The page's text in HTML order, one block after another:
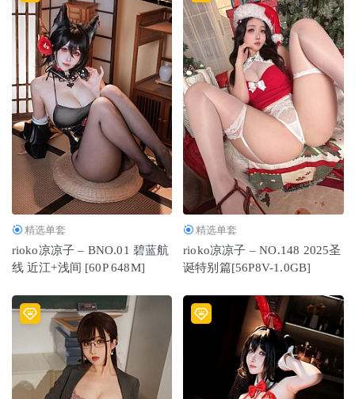
精选单套
rioko凉凉子 – BNO.01 碧蓝航
线 近江+浅间 [60P 648M]
精选单套
rioko凉凉子 – NO.148 2025圣
诞特别篇[56P8V-1.0GB]